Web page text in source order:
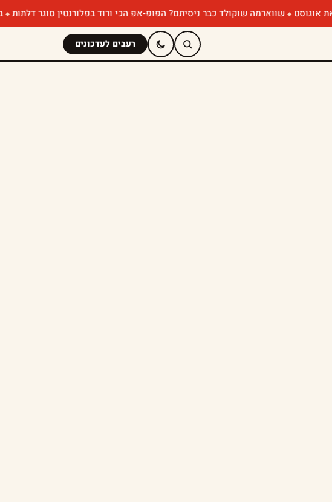
שווארמה שוקולד כבר ניסיתם? הפופ-אפ הכי ורוד בפלורנטין סוגר דלתות במבה
רעבים לעדכונים